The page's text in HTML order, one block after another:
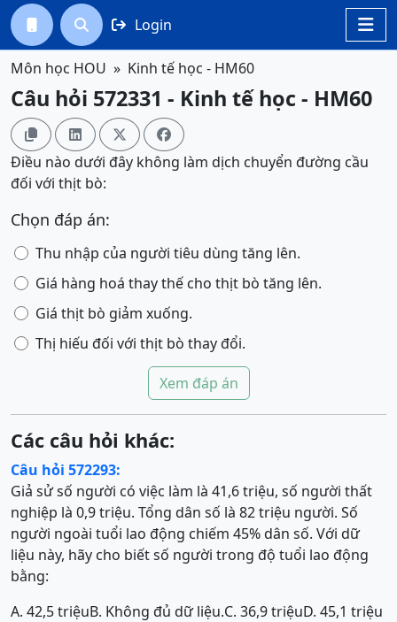

  Login
Môn học HOU Kinh tế học - HM60
Câu hỏi 572331 - Kinh tế học - HM60
   
Điều nào dưới đây không làm dịch chuyển đường cầu
đối với thịt bò:
Chọn đáp án:
Thu nhập của người tiêu dùng tăng lên.
Giá hàng hoá thay thế cho thịt bò tăng lên.
Giá thịt bò giảm xuống.
Thị hiếu đối với thịt bò thay đổi.
Xem đáp án
Các câu hỏi khác:
Câu hỏi 572293:
Giả sử số người có việc làm là 41,6 triệu, số người thất
nghiệp là 0,9 triệu. Tổng dân số là 82 triệu người. Số
người ngoài tuổi lao động chiếm 45% dân số. Với dữ
liệu này, hãy cho biết số người trong độ tuổi lao động
bằng:
A. 42,5 triệuB. Không đủ dữ liệu.C. 36,9 triệuD. 45,1 triệu